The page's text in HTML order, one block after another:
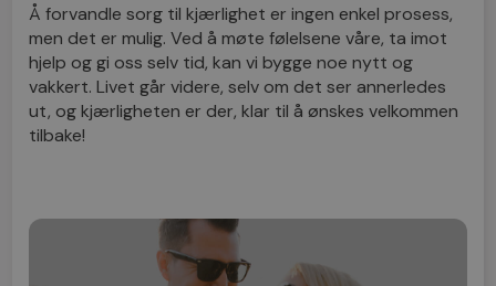
Å forvandle sorg til kjærlighet er ingen enkel prosess,
men det er mulig. Ved å møte følelsene våre, ta imot
hjelp og gi oss selv tid, kan vi bygge noe nytt og
vakkert. Livet går videre, selv om det ser annerledes
ut, og kjærligheten er der, klar til å ønskes velkommen
tilbake!